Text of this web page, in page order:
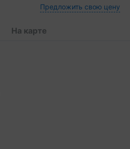
Предложить свою цену
На карте